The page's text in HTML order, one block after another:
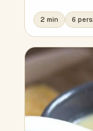
2 min 6 pers.